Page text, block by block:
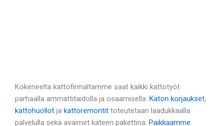
Kokeneelta kattofirmaltamme saat kaikki kattotyöt
parhaalla ammattitaidolla ja osaamisella. Katon korjaukset,
kattohuollot ja kattoremontit toteutetaan laadukkaalla
palvelulla sekä avaimet käteen pakettina. Paikkaamme